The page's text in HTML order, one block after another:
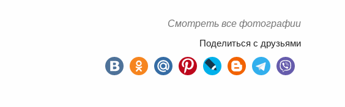
Смотреть все фотографии
Поделиться с друзьями